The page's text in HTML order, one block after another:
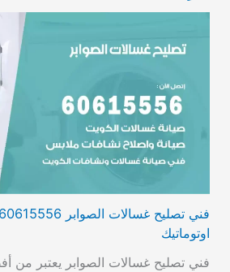
اوتوماتيك
فني تصليح غسالات الصوابر يعتبر من